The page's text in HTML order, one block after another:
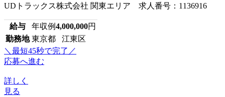
UDトラックス株式会社 関東エリア 求人番号：1136916
給与 年収例4,000,000円
勤務地 東京都 江東区
＼最短45秒で完了／
応募へ進む
詳しく
見る